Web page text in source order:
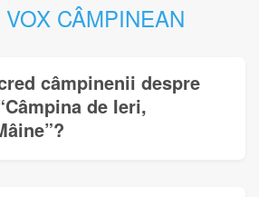
CÂMPINEAN
câmpinenii despre
de Ieri,